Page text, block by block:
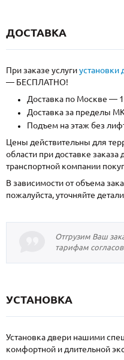
ДОСТАВКА
При заказе услугиустановки
— БЕСПЛАТНО!
Доставка по Москве —
Доставка за пределы
Подъем на этаж без
Цены действительны для
области при доставке
транспортной компании
В зависимости от объема
пожалуйста, уточняйте
Отгрузим Ваш
тарифам
УСТАНОВКА
Установка двери нашими
комфортной и длительной